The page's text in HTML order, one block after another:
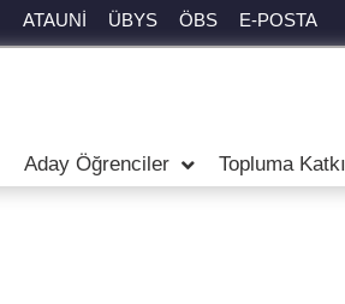
ATAUNİ ÜBYS ÖBS E-POSTA
Aday Öğrenciler Topluma Katkı